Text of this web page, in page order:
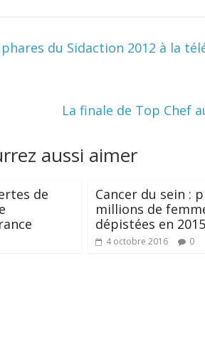
du Sidaction 2012 à la
La finale de Top Chef
aussi aimer
de
Cancer du sein :
millions de
dépistées en 2015
4 octobre 2016 0